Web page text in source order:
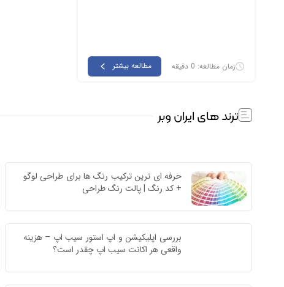
زمان مطالعه: 0 دقیقه مطالعه بیشتر
ترند های ایران وبر
حرفه ای ترین ترکیب رنگ ها برای طراحی لوگو
+ کد رنگ | پالت رنگ طراحی
بررسی اپلیکیشن و اپ استور سیب اپ – هزینه
واقعی هر اکانت سیب اپ چقدر است؟